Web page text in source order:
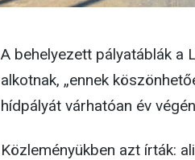
A behelyezett pályatáblák a
alkotnak, „ennek
hídpályát várhatóan év
Közleményükben azt írták: